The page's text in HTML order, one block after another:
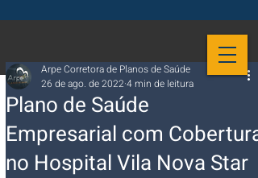
Plano de Saúde
Empresarial com Cobertura
no Hospital Vila Nova Star
Arpe Corretora de Planos de Saúde
26 de ago. de 2022 4 min de leitura